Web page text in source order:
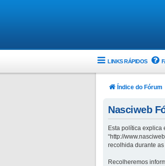
LINKS RÁPIDOS
Índice do Fórum
Nasciweb
Esta política explica
“http://
recolhida durante
Recolheremos